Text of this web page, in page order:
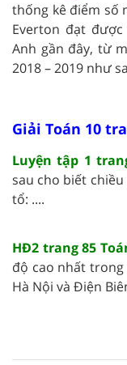
thống kê điểm số
Everton đạt
Anh gần đây, từ
2018 – 2019 như
Giải Toán 10
Luyện tập 1
sau cho biết
tổ: ....
HĐ2 trang 85
độ cao nhất trong
Hà Nội và Điện